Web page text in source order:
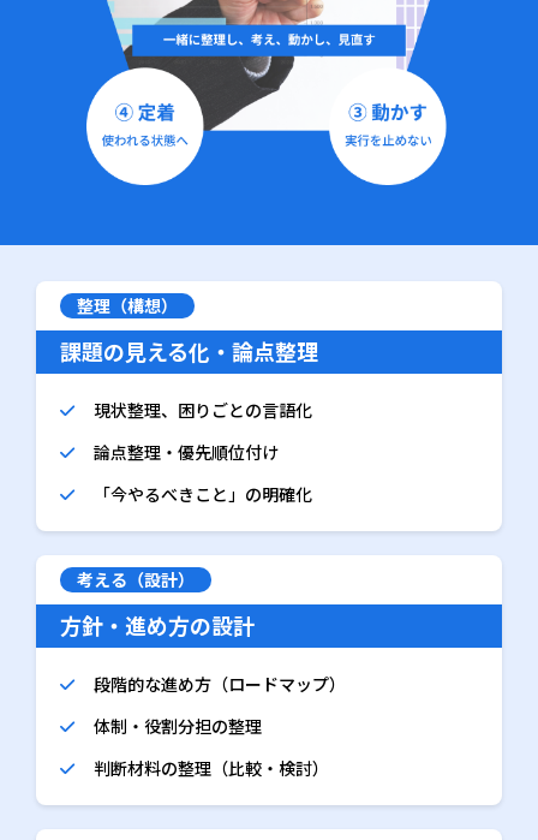
整理（構想）
課題の見える化・論点整理
現状整理、困りごとの言語化
論点整理・優先順位付け
「今やるべきこと」の明確化
考える（設計）
方針・進め方の設計
段階的な進め方（ロードマップ）
体制・役割分担の整理
判断材料の整理（比較・検討）